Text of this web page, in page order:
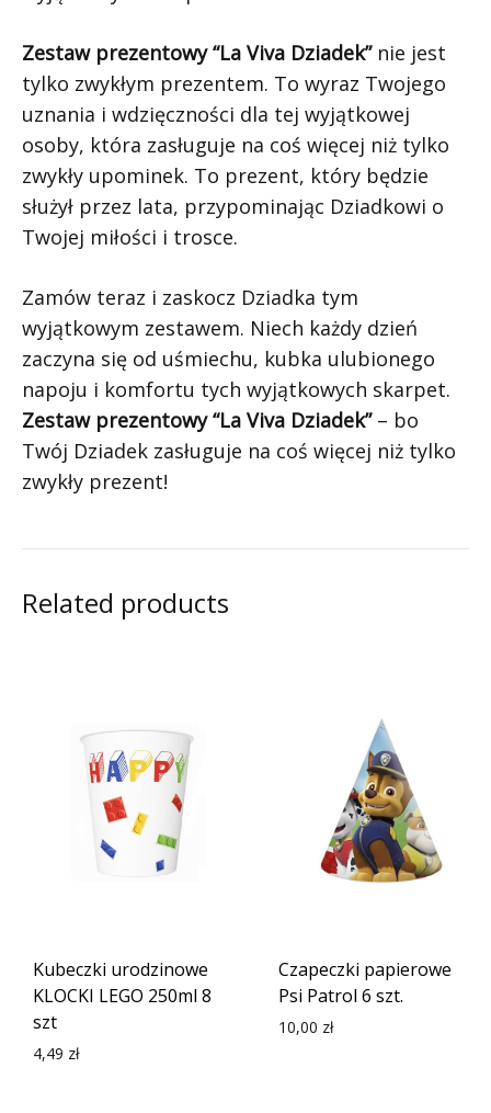
Zestaw prezentowy “La Viva Dziadek”nie jest
tylko zwykłym prezentem. To wyraz Twojego
uznania i wdzięczności dla tej wyjątkowej
osoby, która zasługuje na coś więcej niż tylko
zwykły upominek. To prezent, który będzie
służył przez lata, przypominając Dziadkowi o
Twojej miłości i trosce.
Zamów teraz i zaskocz Dziadka tym
wyjątkowym zestawem. Niech każdy dzień
zaczyna się od uśmiechu, kubka ulubionego
napoju i komfortu tych wyjątkowych skarpet.
Zestaw prezentowy “La Viva Dziadek”– bo
Twój Dziadek zasługuje na coś więcej niż tylko
zwykły prezent!
Related products
Kubeczki urodzinowe
KLOCKI LEGO 250ml 8
szt
4,49 zł
Czapeczki papierowe
Psi Patrol 6 szt.
10,00 zł